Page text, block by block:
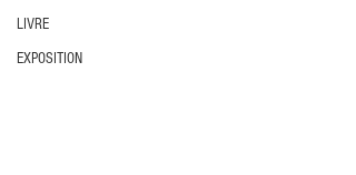
LIVRE
EXPOSITION